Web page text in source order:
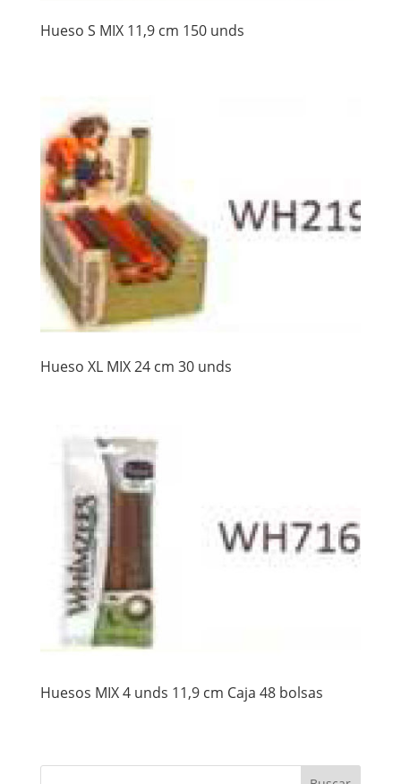
Hueso S MIX 11,9 cm 150 unds
Hueso XL MIX 24 cm 30 unds
Huesos MIX 4 unds 11,9 cm Caja 48 bolsas